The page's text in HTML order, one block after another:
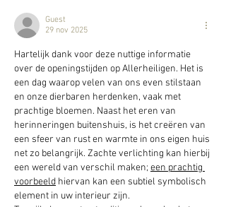
Guest
29 nov 2025
Hartelijk dank voor deze nuttige informatie
over de openingstijden op Allerheiligen. Het is
een dag waarop velen van ons even stilstaan
en onze dierbaren herdenken, vaak met
prachtige bloemen. Naast het eren van
herinneringen buitenshuis, is het creëren van
een sfeer van rust en warmte in ons eigen huis
net zo belangrijk. Zachte verlichting kan hierbij
een wereld van verschil maken; een prachtig
voorbeeld hiervan kan een subtiel symbolisch
element in uw interieur zijn.